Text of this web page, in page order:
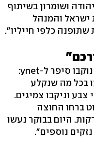
ושומרון בשיתוף
ישראל והמנהל
שתופנה כלפי חייליו".
קצין שהיה בבסיס וצמיגי רכבו נוקבו סיפר ל-ynet:
בכל מה שנקלע
צבע וניקבו צמיגים.
ברחו החוצה
היום בבוקר נעשו
נוספים".